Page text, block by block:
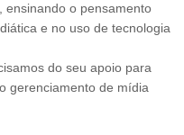
ensinando o pensamento
e no uso de tecnologia
do seu apoio para
gerenciamento de mídia